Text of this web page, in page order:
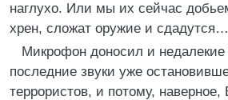
наглухо. Или мы их сейчас
хрен, сложат оружие и сдадутся…
Микрофон доносил и
последние звуки уже
террористов, и потому, наверное,